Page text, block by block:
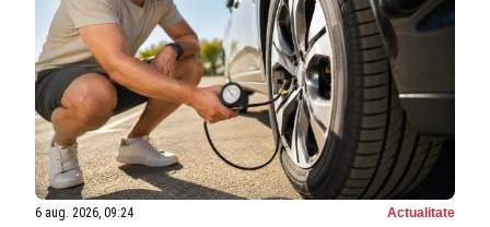
6 aug. 2026, 09:24 Actualitate